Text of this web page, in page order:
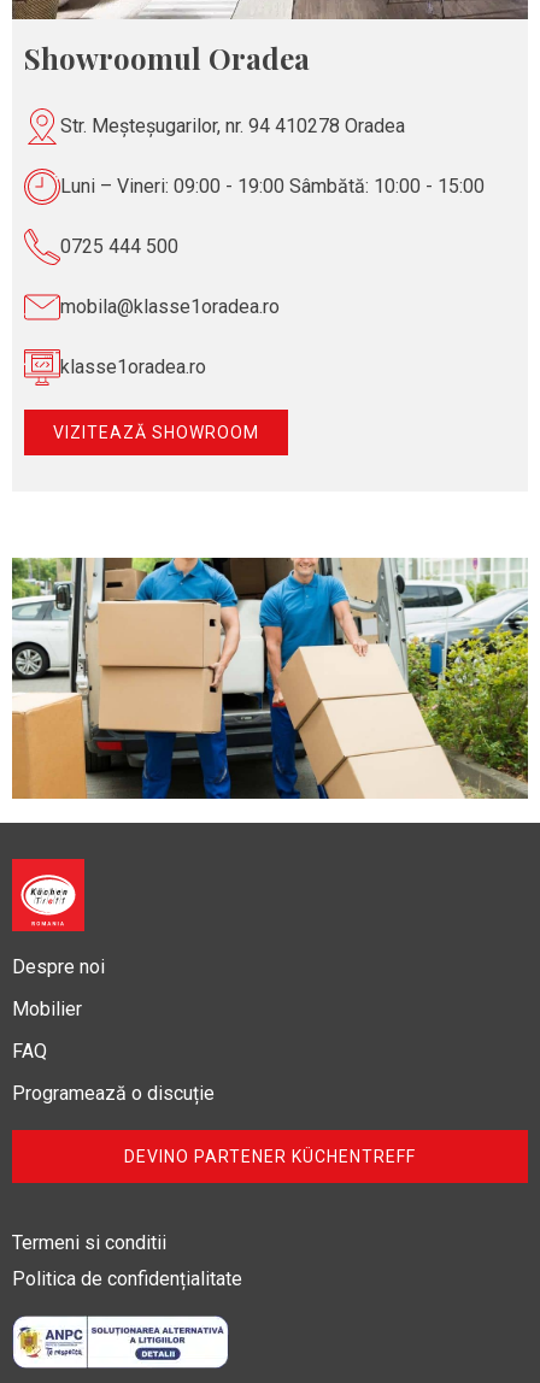
Showroomul Oradea
Str. Meșteșugarilor, nr. 94 410278 Oradea
Luni – Vineri: 09:00 - 19:00 Sâmbătă: 10:00 - 15:00
0725 444 500
mobila@klasse1oradea.ro
klasse1oradea.ro
VIZITEAZĂ SHOWROOM
Despre noi
Mobilier
FAQ
Programează o discuție
DEVINO PARTENER KÜCHENTREFF
Termeni si conditii
Politica de confidențialitate